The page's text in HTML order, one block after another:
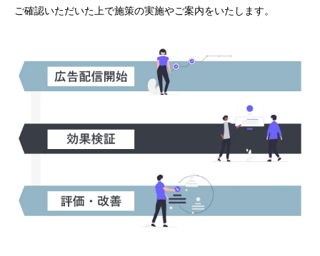
ご確認いただいた上で施策の実施やご案内をいたします。